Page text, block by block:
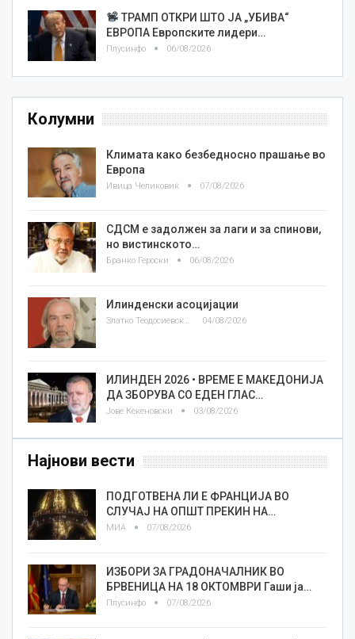
ТРАМП ОТКРИ ШТО ЈА „УБИВА“
ЕВРОПА Европските лидери…
Плусинфо 06/08/2026
Колумни
Климата како безбедносно прашање во
Европа
Ивица Челиковиќ 07/08/2026
СДСМ е задолжен за лаги и за спинови,
но вистинското…
Бранко Героски 06/08/2026
Илинденски асоцијации
Златко Теодосиевски 04/08/2026
ИЛИНДЕН 2026 • ВРЕМЕ Е МАКЕДОНИЈА
ДА ЗБОРУВА СО ЕДЕН ГЛАС…
Јове Кекеновски 03/08/2026
Најнови вести
ПОДГОТВЕНА ЛИ Е ФРАНЦИЈА ВО
СЛУЧАЈ НА ОПШТ ПРЕКИН НА…
МИА 07/08/2026
ИЗБОРИ ЗА ГРАДОНАЧАЛНИК ВО
БРВЕНИЦА НА 18 ОКТОМВРИ Гаши ја…
Плусинфо 07/08/2026